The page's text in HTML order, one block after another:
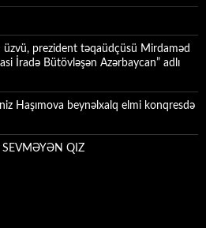
üzvü, prezident təqaüdçüsü Mirdaməd
İradə Bütövləşən Azərbaycan” adlı
Haşımova beynəlxalq elmi konqresdə
QIZ